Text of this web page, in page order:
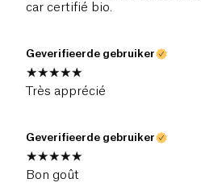
car certifié bio.
Geverifieerde gebruiker
Très apprécié
Geverifieerde gebruiker
Bon goût